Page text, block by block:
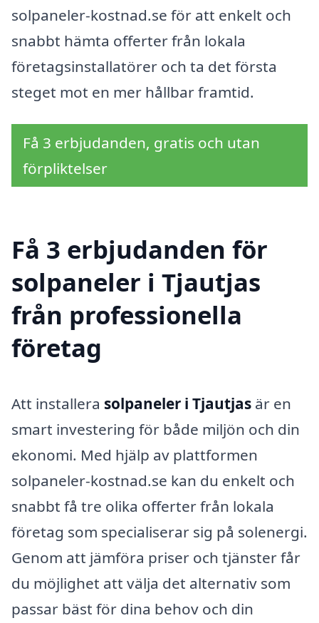
solpaneler-kostnad.se för att enkelt och
snabbt hämta offerter från lokala
företagsinstallatörer och ta det första
steget mot en mer hållbar framtid.
Få 3 erbjudanden, gratis och utan
förpliktelser
Få 3 erbjudanden för
solpaneler i Tjautjas
från professionella
företag
Att installera solpaneler i Tjautjas är en
smart investering för både miljön och din
ekonomi. Med hjälp av plattformen
solpaneler-kostnad.se kan du enkelt och
snabbt få tre olika offerter från lokala
företag som specialiserar sig på solenergi.
Genom att jämföra priser och tjänster får
du möjlighet att välja det alternativ som
passar bäst för dina behov och din